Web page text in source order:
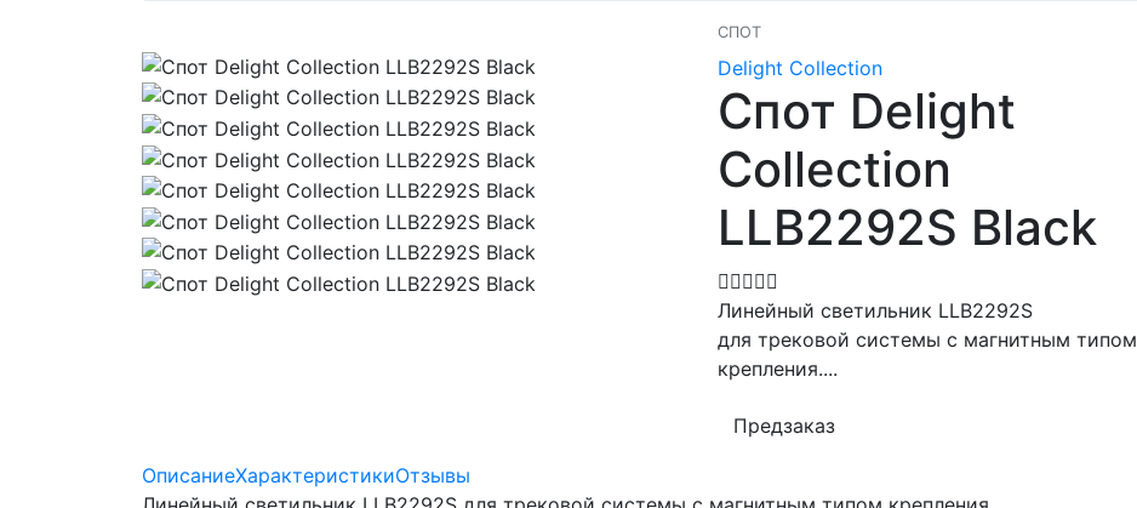
СПОТ
Delight Collection
Спот Delight
Collection
LLB2292S Black
Линейный светильник LLB2292S
для трековой системы с магнитным типом
крепления....
Предзаказ
ОписаниеХарактеристикиОтзывы